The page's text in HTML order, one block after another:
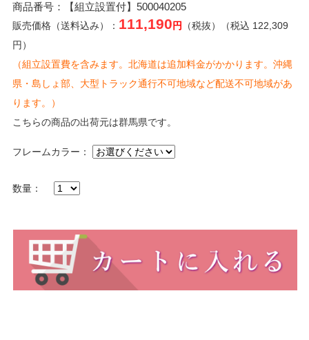
商品番号：【組立設置付】500040205
販売価格（送料込み）： 111,190 円
（税抜）（税込 122,309
円）
（組立設置費を含みます。北海道は追加料金がかかります。沖縄
県・島しょ部、大型トラック通行不可地域など配送不可地域があ
ります。）
こちらの商品の出荷元は群馬県です。
フレームカラー：
数量：